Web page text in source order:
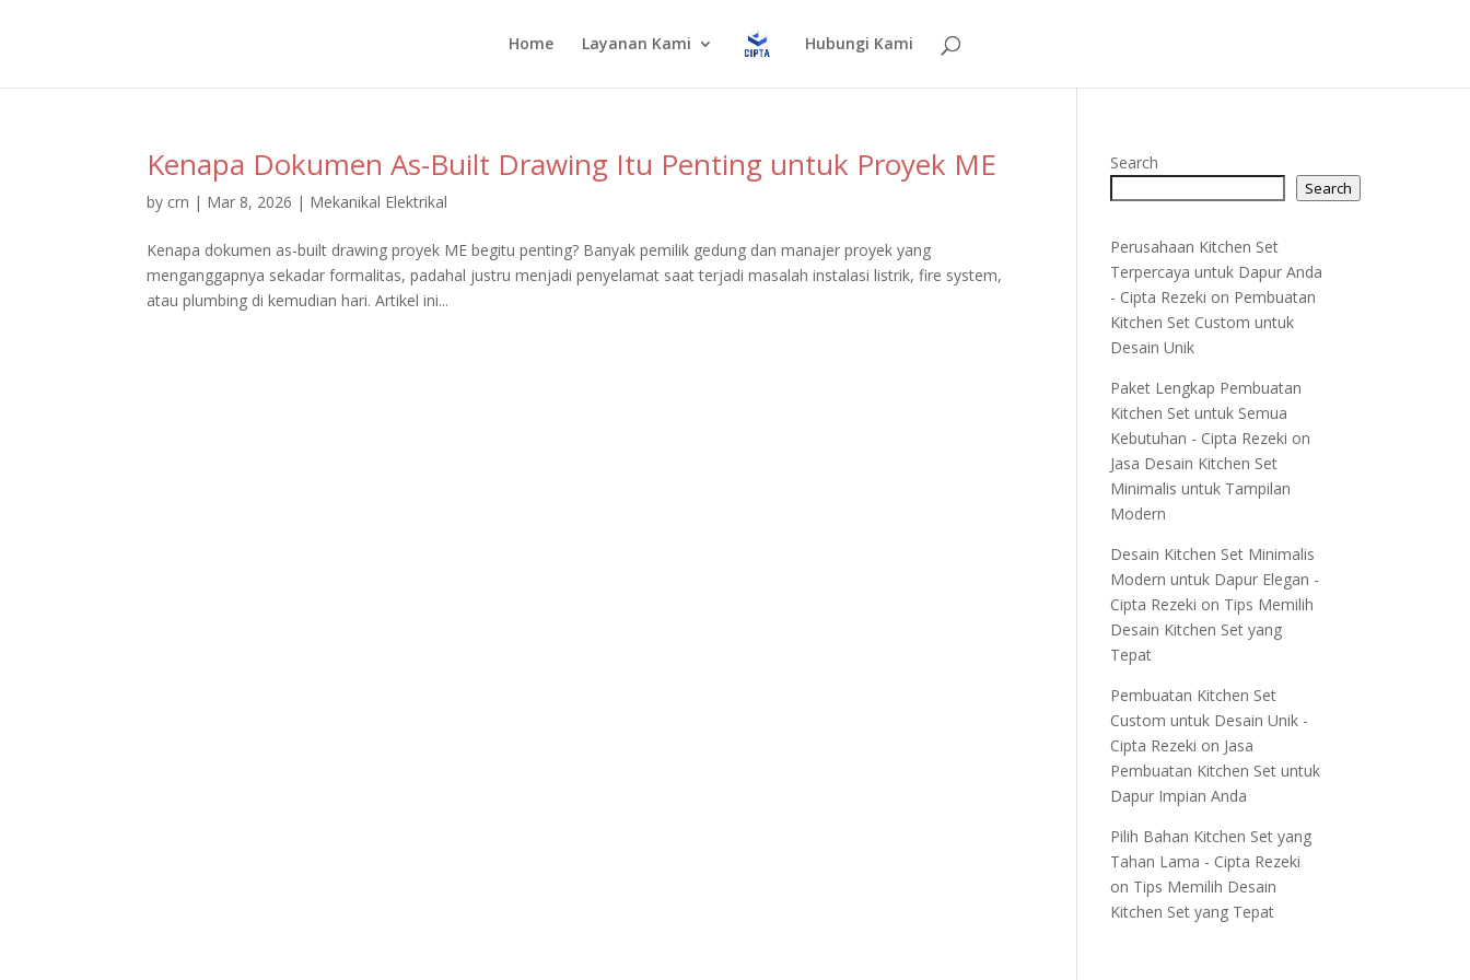
Home Layanan Kami Hubungi Kami
Kenapa Dokumen As-Built Drawing Itu Penting untuk Proyek ME
by crn | Mar 8, 2026 | Mekanikal Elektrikal
Kenapa dokumen as-built drawing proyek ME begitu penting? Banyak pemilik gedung dan manajer proyek yang
menganggapnya sekadar formalitas, padahal justru menjadi penyelamat saat terjadi masalah instalasi listrik, fire system,
atau plumbing di kemudian hari. Artikel ini...
Search
Search
Perusahaan Kitchen Set
Terpercaya untuk Dapur Anda
- Cipta Rezeki on Pembuatan
Kitchen Set Custom untuk
Desain Unik
Paket Lengkap Pembuatan
Kitchen Set untuk Semua
Kebutuhan - Cipta Rezeki on
Jasa Desain Kitchen Set
Minimalis untuk Tampilan
Modern
Desain Kitchen Set Minimalis
Modern untuk Dapur Elegan -
Cipta Rezeki on Tips Memilih
Desain Kitchen Set yang
Tepat
Pembuatan Kitchen Set
Custom untuk Desain Unik -
Cipta Rezeki on Jasa
Pembuatan Kitchen Set untuk
Dapur Impian Anda
Pilih Bahan Kitchen Set yang
Tahan Lama - Cipta Rezeki
on Tips Memilih Desain
Kitchen Set yang Tepat